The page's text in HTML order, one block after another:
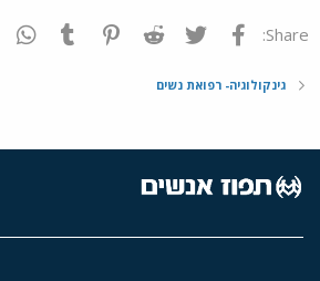
Share: פייסבוק Twitter
Reddit
Pinterest
Tumblr
גינקולוגיה- רפואת נשים